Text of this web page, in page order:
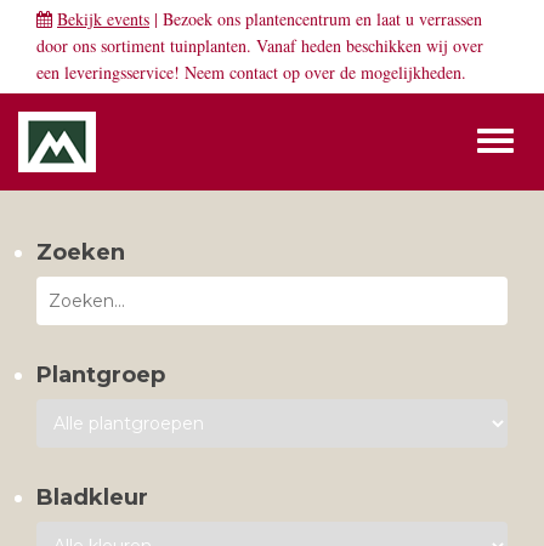
Bekijk events | Bezoek ons plantencentrum en laat u verrassen
door ons sortiment tuinplanten. Vanaf heden beschikken wij over
een leveringsservice! Neem contact op over de mogelijkheden.
Zoeken
Plantgroep
Bladkleur